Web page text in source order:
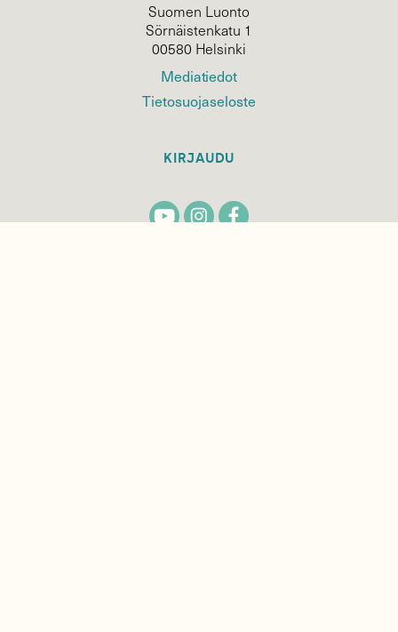
Suomen Luonto
Sörnäistenkatu 1
00580 Helsinki
Mediatiedot
Tietosuojaseloste
KIRJAUDU